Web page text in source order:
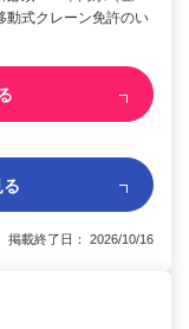
動式クレーン免許のい
載終了日： 2026/10/16